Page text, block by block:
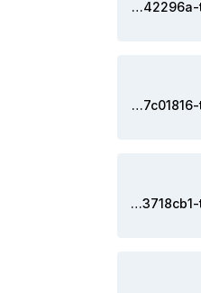
e1433176-2f1b-4f88-9ab2-9f521c42296a-thumbnail-770x770-70.avif
e045183f-98a3-4ed9-855e-39eb07c01816-thumbnail-770x770-70.avif
864dc537-dd98-4242-937b-ca7343718cb1-thumbnail-770x770-70.avif